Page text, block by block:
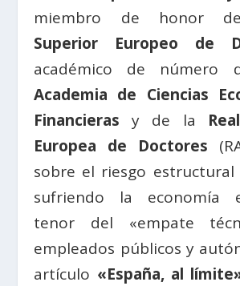
miembro de honor
Superior Europeo de
académico de número
Academia de Ciencias
Financieras y de la
Europea de Doctores
sobre el riesgo estructural
sufriendo la economía
tenor del «empate
empleados públicos y
artículo «España, al